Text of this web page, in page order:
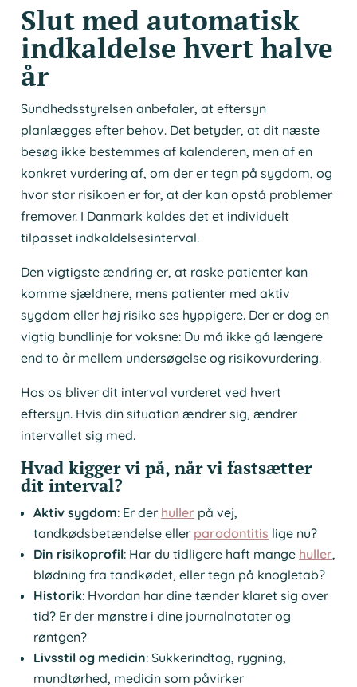
Slut med automatisk
indkaldelse hvert halve
år
Sundhedsstyrelsen anbefaler, at eftersyn
planlægges efter behov. Det betyder, at dit næste
besøg ikke bestemmes af kalenderen, men af en
konkret vurdering af, om der er tegn på sygdom, og
hvor stor risikoen er for, at der kan opstå problemer
fremover. I Danmark kaldes det et individuelt
tilpasset indkaldelsesinterval.
Den vigtigste ændring er, at raske patienter kan
komme sjældnere, mens patienter med aktiv
sygdom eller høj risiko ses hyppigere. Der er dog en
vigtig bundlinje for voksne: Du må ikke gå længere
end to år mellem undersøgelse og risikovurdering.
Hos os bliver dit interval vurderet ved hvert
eftersyn. Hvis din situation ændrer sig, ændrer
intervallet sig med.
Hvad kigger vi på, når vi fastsætter
dit interval?
Aktiv sygdom: Er der huller på vej,
tandkødsbetændelse eller parodontitis lige nu?
Din risikoprofil: Har du tidligere haft mange huller,
blødning fra tandkødet, eller tegn på knogletab?
Historik: Hvordan har dine tænder klaret sig over
tid? Er der mønstre i dine journalnotater og
røntgen?
Livsstil og medicin: Sukkerindtag, rygning,
mundtørhed, medicin som påvirker